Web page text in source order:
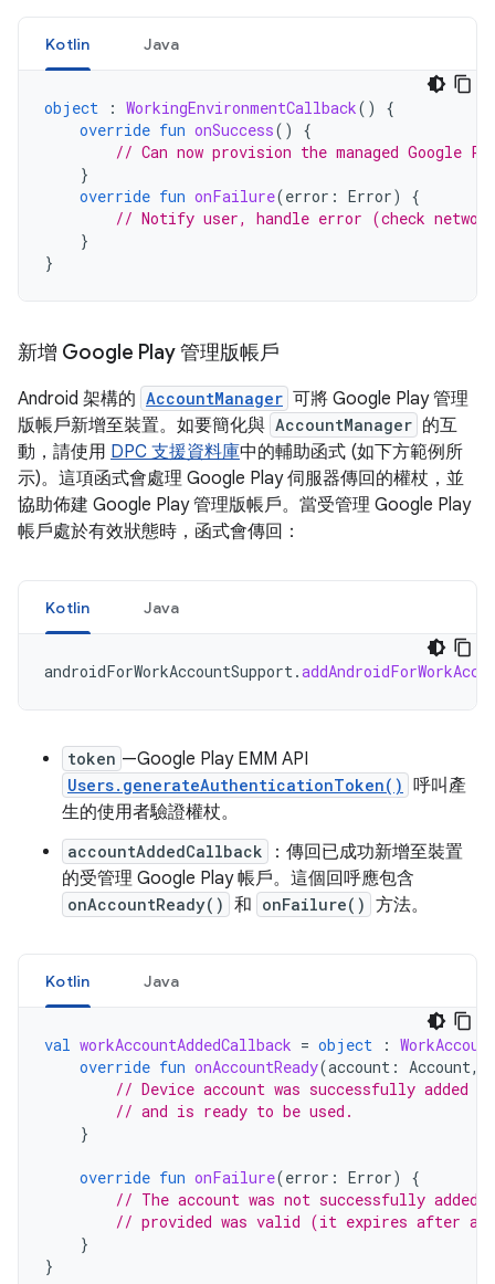
Kotlin Java
object : WorkingEnvironmentCallback()
{
override fun onSuccess()
{
// Can now provision the managed Google
}
override fun onFailure(error : Error)
{
// Notify user, handle error (check
}
}
新增 Google Play 管理版帳戶
Android 架構的 AccountManager 可將 Google Play 管理
版帳戶新增至裝置。如要簡化與 AccountManager 的互
動，請使用 DPC 支援資料庫中的輔助函式 (如下方範例所
示)。這項函式會處理 Google Play 伺服器傳回的權杖，並
協助佈建 Google Play 管理版帳戶。當受管理 Google Play
帳戶處於有效狀態時，函式會傳回：
Kotlin Java
androidForWorkAccountSupport.
token —Google Play EMM API
Users.generateAuthenticationToken() 呼叫產
生的使用者驗證權杖。
accountAddedCallback
：傳回已成功新增至裝置
的受管理 Google Play 帳戶。這個回呼應包含
onAccountReady() 和 onFailure() 方法。
Kotlin Java
val workAccountAddedCallback = object :
override fun onAccountReady(account : Account,
// Device account was successfully added
// and is ready to be used.
}
override fun onFailure(error : Error)
{
// The account was not successfully
// provided was valid (it expires after a
}
}